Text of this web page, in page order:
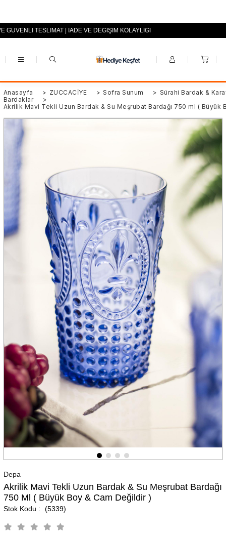
+90 (0553) 694 94 70
TESLİMAT | İADE VE DEĞİŞİM KOLAYLIĞI
Anasayfa > ZÜCCACİYE > Sofra Sunum > Sürahi Bardak &
Bardaklar
>
Akrilik Mavi Tekli Uzun Bardak & Su Meşrubat Bardağı 750 ml ( Büyük
Depa
Akrilik Mavi Tekli Uzun Bardak & Su Meşrubat Bardağı
750 Ml ( Büyük Boy & Cam Değildir )
(5339)